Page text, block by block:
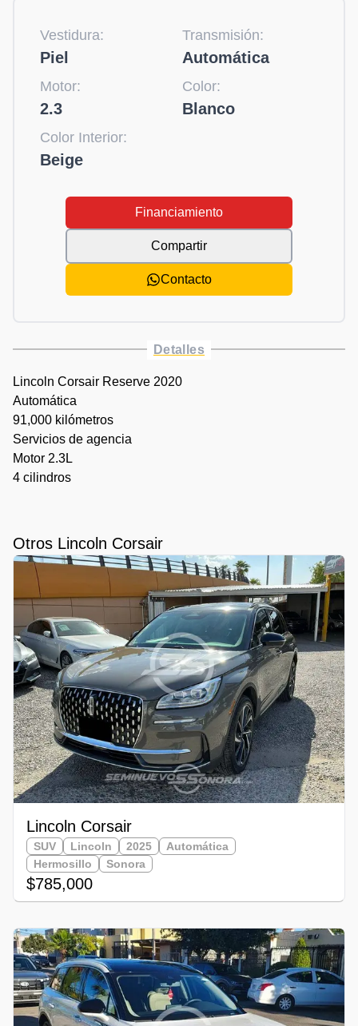
Vestidura:
Piel
Transmisión:
Automática
Motor:
2.3
Color:
Blanco
Color Interior:
Beige
Financiamiento
Compartir
Contacto
Detalles
Lincoln Corsair Reserve 2020
Automática
91,000 kilómetros
Servicios de agencia
Motor 2.3L
4 cilindros
Otros Lincoln Corsair
Lincoln Corsair
SUV Lincoln 2025
Automática
Hermosillo
Sonora
$785,000